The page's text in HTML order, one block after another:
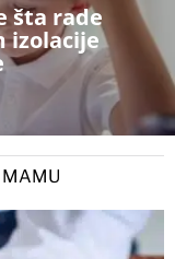
šta rade
izolacije
MAMU